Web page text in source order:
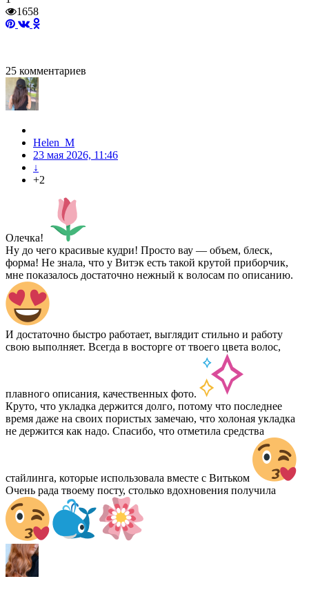
1658
25 комментариев
Helen_M
23 мая 2026, 11:46
↓
+2
Олечка!
Ну до чего красивые кудри! Просто вау — объем, блеск,
форма! Не знала, что у Витэк есть такой крутой приборчик,
мне показалось достаточно нежный к волосам по описанию.
И достаточно быстро работает, выглядит стильно и работу
свою выполняет. Всегда в восторге от твоего цвета волос,
плавного описания, качественных фото.
Круто, что укладка держится долго, потому что последнее
время даже на своих пористых замечаю, что холоная укладка
не держится как надо. Спасибо, что отметила средства
стайлинга, которые использовала вместе с Витьком
Очень рада твоему посту, столько вдохновения получила